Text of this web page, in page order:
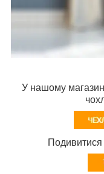
У нашому
Подивитися